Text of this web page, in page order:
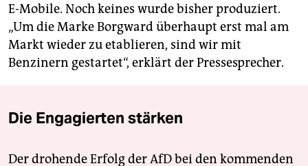
E-Mobile. Noch keines wurde bisher produziert.
„Um die Marke Borgward überhaupt erst mal am
Markt wieder zu etablieren, sind wir mit
Benzinern gestartet“, erklärt der Pressesprecher.
Die Engagierten stärken
Der drohende Erfolg der AfD bei den kommenden